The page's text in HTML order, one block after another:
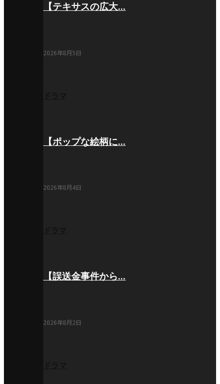
【テキサスの広大…
2026年8月5日
【ポップな絵柄に…
2026年8月4日
【誤送金事件から…
2026年8月2日